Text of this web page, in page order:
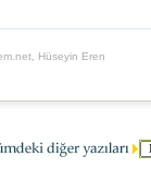
Hüseyin Eren